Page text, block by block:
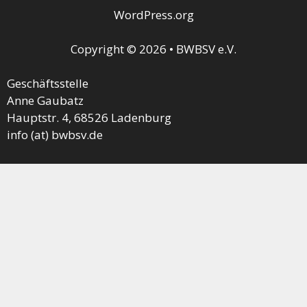
WordPress.org
Copyright © 2026 • BWBSV e.V.
Geschäftsstelle
Anne Gaubatz
Hauptstr. 4, 68526 Ladenburg
info (at) bwbsv.de